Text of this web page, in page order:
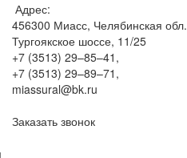
Адрес:
456300 Миасс, Челябинская обл.
Тургоякское шоссе, 11/25
+7 (3513) 29–85–41 ,
+7 (3513) 29–89–71 ,
miassural@bk.ru
Заказать звонок